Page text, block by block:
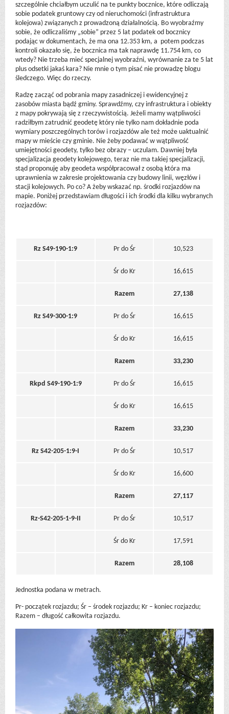
szczególnie chciałbym uczulić na te punkty bocznice, które odliczają
sobie podatek gruntowy czy od nieruchomości (infrastruktura
kolejowa) związanych z prowadzoną działalnością. Bo wyobraźmy
sobie, że odliczaliśmy „sobie” przez 5 lat podatek od bocznicy
podając w dokumentach, że ma ona 12.353 km, a potem podczas
kontroli okazało się, że bocznica ma tak naprawdę 11.754 km, co
wtedy? Nie trzeba mieć specjalnej wyobraźni, wyrównanie za te 5 lat
plus odsetki jakaś kara? Nie mnie o tym pisać nie prowadzę blogu
śledczego. Więc do rzeczy.
Radzę zacząć od pobrania mapy zasadniczej i ewidencyjnej z
zasobów miasta bądź gminy. Sprawdźmy, czy infrastruktura i obiekty
z mapy pokrywają się z rzeczywistością. Jeżeli mamy wątpliwości
radziłbym zatrudnić geodetę który nie tylko nam dokładnie poda
wymiary poszczególnych torów i rozjazdów ale też może uaktualnić
mapy w mieście czy gminie. Nie żeby podawać w wątpliwość
umiejętności geodety, tylko bez obrazy – uczulam. Dawniej była
specjalizacja geodety kolejowego, teraz nie ma takiej specjalizacji,
stąd proponuję aby geodeta współpracował z osobą która ma
uprawnienia w zakresie projektowania czy budowy linii, węzłów i
stacji kolejowych. Po co? A żeby wskazać np. środki rozjazdów na
mapie. Poniżej przedstawiam długości i ich środki dla kilku wybranych
rozjazdów:
Rz S49-190-1:9 Pr do Śr 10,523
Śr do Kr 16,615
Razem 27,138
Rz S49-300-1:9 Pr do Śr 16,615
Śr do Kr 16,615
Razem 33,230
Rkpd S49-190-1:9 Pr do Śr 16,615
Śr do Kr 16,615
Razem 33,230
Rz S42-205-1:9-I Pr do Śr 10,517
Śr do Kr 16,600
Razem 27,117
Rz-S42-205-1-9-II Pr do Śr 10,517
Śr do Kr 17,591
Razem 28,108
Jednostka podana w metrach.
Pr- początek rozjazdu; Śr – środek rozjazdu; Kr – koniec rozjazdu;
Razem – długość całkowita rozjazdu.